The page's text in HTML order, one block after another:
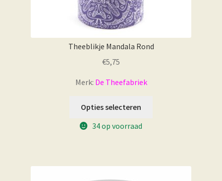
Theeblikje Mandala Rond
€5,75
Merk: De Theefabriek
Opties selecteren
34 op voorraad